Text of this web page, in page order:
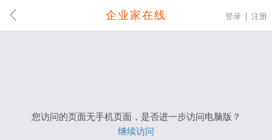
企业家在线 登录 注册
您访问的页面无手机页面，是否进一步访问电脑版？
继续访问